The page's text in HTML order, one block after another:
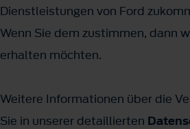
Dienstleistungen von Ford
Wenn Sie dem zustimmen, dann
erhalten möchten.
Weitere Informationen über die
Sie in unserer detaillierten